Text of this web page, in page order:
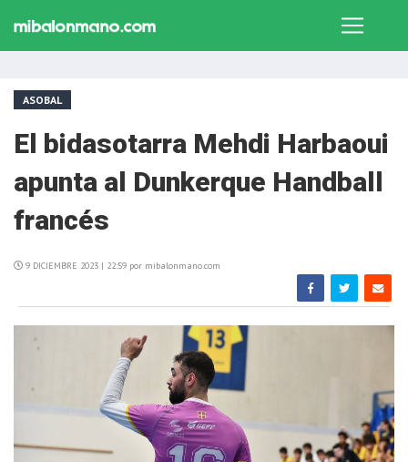
ASOBAL
El bidasotarra Mehdi Harbaoui
apunta al Dunkerque Handball
francés
9 DICIEMBRE 2023 | 22:59 por mibalonmano.com